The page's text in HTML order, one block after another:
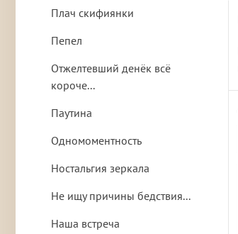
Плач скифиянки
Пепел
Отжелтевший денёк всё
короче...
Паутина
Одномоментность
Ностальгия зеркала
Не ищу причины бедствия...
Наша встреча